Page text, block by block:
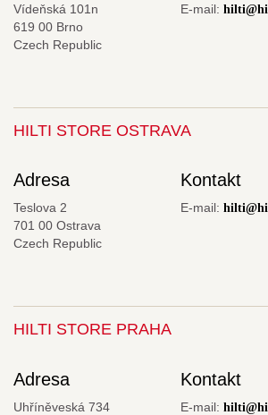
Vídeňská 101n
619 00 Brno
Czech Republic
E-mail:
HILTI STORE OSTRAVA
Adresa
Teslova 2
701 00 Ostrava
Czech Republic
Kontakt
E-mail:
HILTI STORE PRAHA
Adresa
Uhříněveská 734
Kontakt
E-mail: